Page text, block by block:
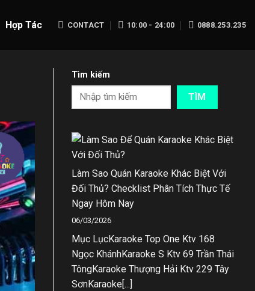
Hợp Tác CONTACT 10:00 - 24:00 0888.253.235
Tìm kiếm
TÌM
Làm Sao Quán Karaoke Khác Biệt Với
Đối Thủ? Checklist Phân Tích Thực Tế
Ngay Hôm Nay
06/03/2026
Mục LụcKaraoke Top One Ktv 168
Ngọc KhánhKaraoke S Ktv 69 Trần Thái
TôngKaraoke Thượng Hải Ktv 229 Tây
SơnKaraoke[...]